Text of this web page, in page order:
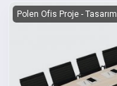
Polen Ofis Proje - Tasarım